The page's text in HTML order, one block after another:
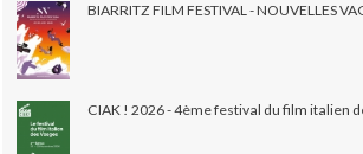
BIARRITZ FILM FESTIVAL - NOUVELLES
CIAK ! 2026 - 4ème festival du film italien